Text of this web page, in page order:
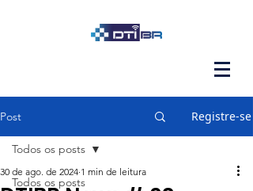
Post Registre-se
Todos os posts
Todos os posts
30 de ago. de 2024 1 min de leitura